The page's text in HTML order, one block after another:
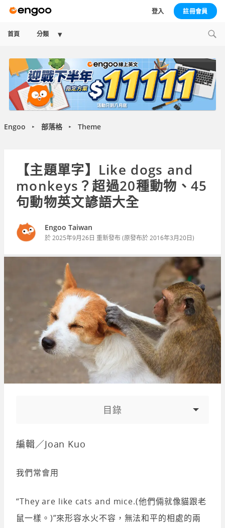
登入 註冊會員
首頁 分類
Expand
menu
Engoo ► 部落格 ► Theme
【主題單字】Like dogs and
monkeys？超過20種動物、45
句動物英文諺語大全
Engoo Taiwan
於2025年9月26日 重新發布 (原發布於2016年3月20日)
目錄
編輯／Joan Kuo
我們常會用
“They are like cats and mice.(他們倆就像貓跟老
鼠一樣。)”來形容水火不容，無法和平的相處的兩